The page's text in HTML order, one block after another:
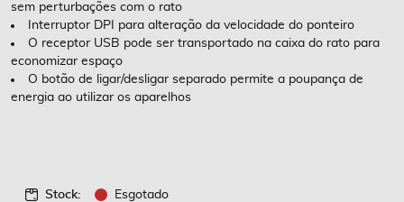
sem perturbações com o rato
Interruptor DPI para alteração da velocidade do ponteiro
O receptor USB pode ser transportado na caixa do rato para
economizar espaço
O botão de ligar/desligar separado permite a poupança de
energia ao utilizar os aparelhos
Stock: Esgotado